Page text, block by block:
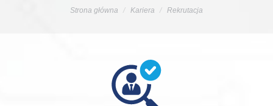
Jesteś tutaj:
Strona główna Kariera Rekrutacja